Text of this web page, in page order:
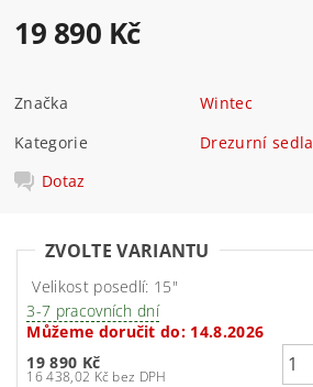
19 890 Kč
Značka
Wintec
Kategorie
Drezurní sedla
Dotaz
ZVOLTE VARIANTU
Velikost posedlí: 15"
3-7 pracovních dní
Můžeme doručit do: 14.8.2026
19 890 Kč
16 438,02 Kč bez DPH